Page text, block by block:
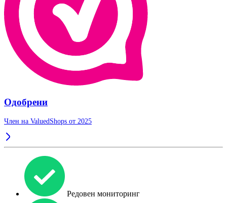
Одобрени
Член на ValuedShops от 2025
Редовен мониторинг